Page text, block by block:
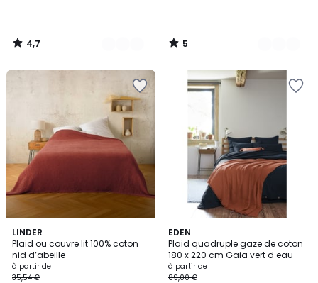
4,7
/
5
/
LINDER
Plaid ou couvre lit 100% coton
nid d’abeille
à partir de
35,54 €
3
/
5
4
Couleurs
EDEN
Plaid quadruple gaze de coton
180 x 220 cm Gaia vert d eau
à partir de
89,00 €
20
Couleurs